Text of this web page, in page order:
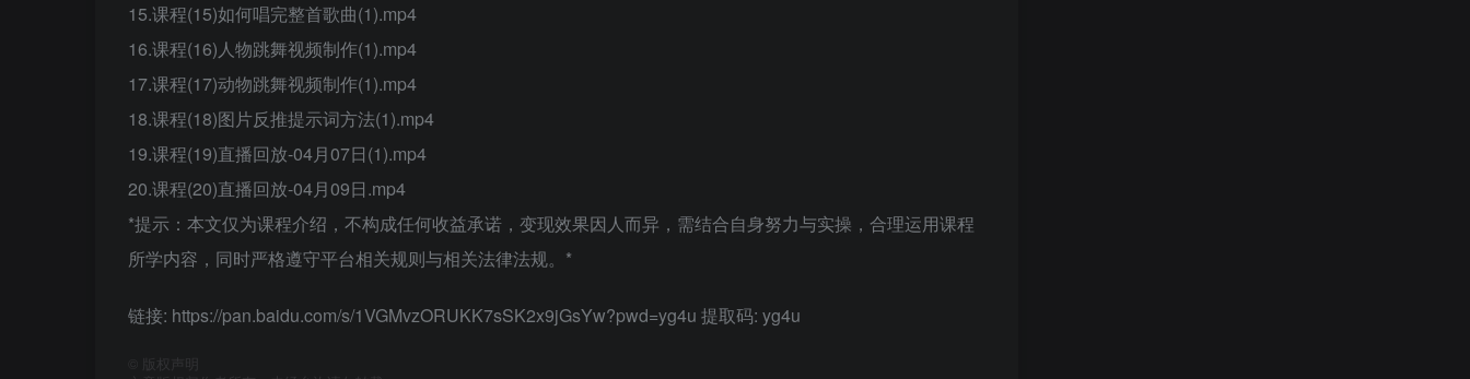
15.课程(15)如何唱完整首歌曲(1).mp4
16.课程(16)人物跳舞视频制作(1).mp4
17.课程(17)动物跳舞视频制作(1).mp4
18.课程(18)图片反推提示词方法(1).mp4
19.课程(19)直播回放-04月07日(1).mp4
20.课程(20)直播回放-04月09日.mp4
*提示：本文仅为课程介绍，不构成任何收益承诺，变现效果因人而异，需结合自身努力与实操，合理运用课程
所学内容，同时严格遵守平台相关规则与相关法律法规。*
链接: https://pan.baidu.com/s/1VGMvzORUKK7sSK2x9jGsYw?pwd=yg4u 提取码: yg4u
版权声明